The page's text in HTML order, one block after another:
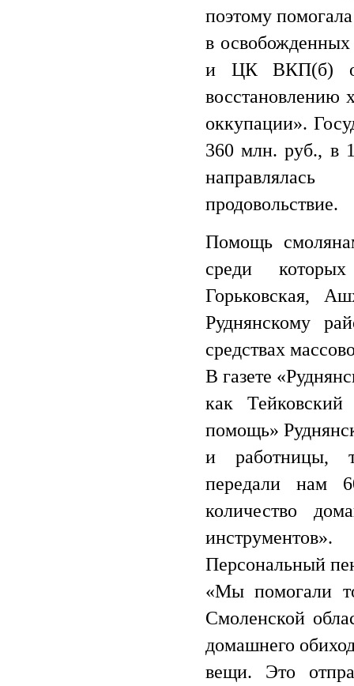
поэтому
в
и ЦК ВКП(б)
восстановлению
оккупации».
360 млн. руб., в
направлялась
продовольствие.
Помощь
среди
Горьковская,
Руднянскому
средствах
В газете
как Тейковский
помощь»
и работницы,
передали нам
количество
инструментов».
Персональный
«Мы помогали
Смоленской
домашнего
вещи. Это